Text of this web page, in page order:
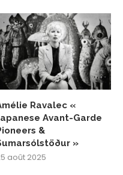
Ravalec «
Avant-Garde
&
»
août 2025